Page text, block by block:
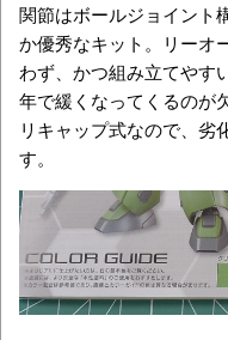
関節はボールジョイント
か優秀なキット。リーオ
わず、かつ組み立てやす
年で緩くなってくるのが
リキャップ式なので、劣
す。